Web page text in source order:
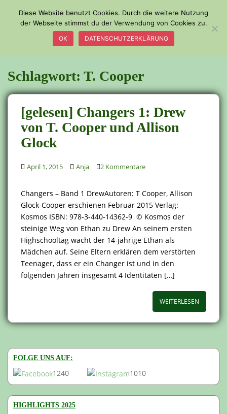
Schlagwort: T. Cooper
[gelesen] Changers 1: Drew
von T. Cooper und Allison
Glock
April 1, 2015 Anja 2 Kommentare
Changers – Band 1 DrewAutoren: T Cooper, Allison
Glock-Cooper erschienen Februar 2015 Verlag:
Kosmos ISBN: 978-3-440-14362-9 © Kosmos der
steinige Weg von Ethan zu Drew An seinem ersten
Highschooltag wacht der 14-jährige Ethan als
Mädchen auf. Seine Eltern erklären dem verstörten
Teenager, dass er ein Changer ist und in den
folgenden Jahren insgesamt 4 Identitäten […]
WEITERLESEN
FOLGE UNS AUF:
1240 1010
HIGHLIGHTS 2025
Diese Website benutzt Cookies. Durch die weitere Nutzung
der Webseite stimmst du der Verwendung von Cookies zu.
OK DATENSCHUTZERKLÄRUNG